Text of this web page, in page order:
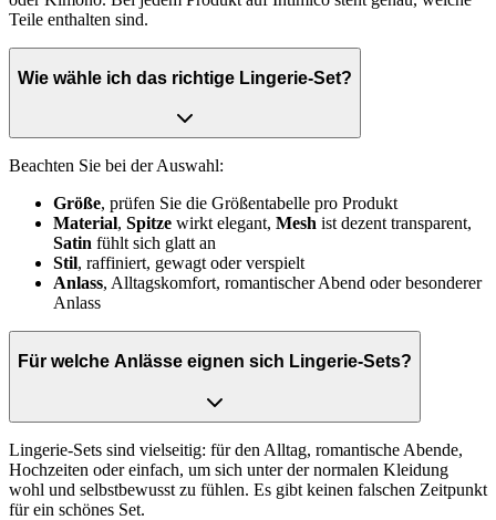
Teile enthalten sind.
Wie wähle ich das richtige Lingerie-Set?
Beachten Sie bei der Auswahl:
Größe, prüfen Sie die Größentabelle pro Produkt
Material, Spitze wirkt elegant, Mesh ist dezent transparent,
Satin fühlt sich glatt an
Stil, raffiniert, gewagt oder verspielt
Anlass, Alltagskomfort, romantischer Abend oder besonderer
Anlass
Für welche Anlässe eignen sich Lingerie-Sets?
Lingerie-Sets sind vielseitig: für den Alltag, romantische Abende,
Hochzeiten oder einfach, um sich unter der normalen Kleidung
wohl und selbstbewusst zu fühlen. Es gibt keinen falschen Zeitpunkt
für ein schönes Set.